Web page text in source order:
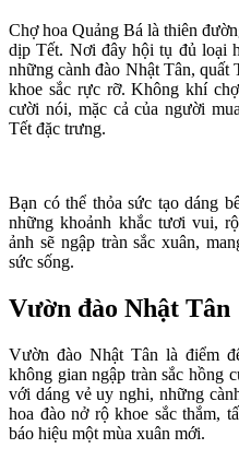
Chợ hoa Quảng Bá là thiên
dịp Tết. Nơi đây hội tụ đủ loại
những cành đào Nhật Tân,
khoe sắc rực rỡ. Không khí
cười nói, mặc cả của người
Tết đặc trưng.
Bạn có thể thỏa sức tạo dáng
những khoảnh khắc tươi vui,
ảnh sẽ ngập tràn sắc xuân,
sức sống.
Vườn đào Nhật Tân
Vườn đào Nhật Tân là điểm
không gian ngập tràn sắc hồng
với dáng vẻ uy nghi, những
hoa đào nở rộ khoe sắc thắm,
báo hiệu một mùa xuân mới.